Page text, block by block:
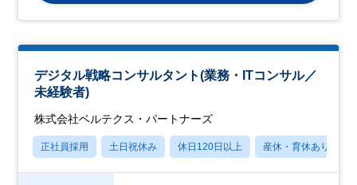
デジタル戦略コンサルタント(業務・ITコンサル／
未経験者)
株式会社ベルテクス・パートナーズ
正社員採用 土日祝休み 休日120日以上 産休・育休あり